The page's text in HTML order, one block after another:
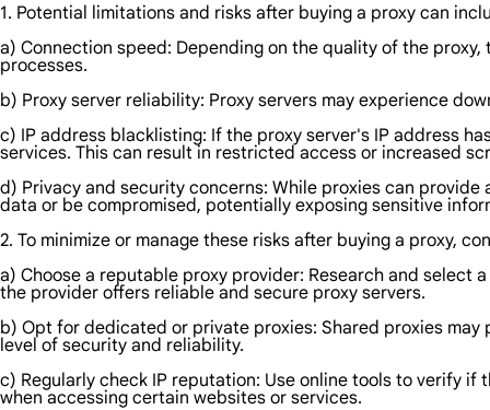
1. Potential limitations and risks after buying a proxy can
a) Connection speed: Depending on the quality of the
processes.
b) Proxy server reliability: Proxy servers may experience
c) IP address blacklisting: If the proxy server's IP address
services. This can result in restricted access or increased
d) Privacy and security concerns: While proxies can
data or be compromised, potentially exposing sensitive
2. To minimize or manage these risks after buying a proxy,
a) Choose a reputable proxy provider: Research and select
the provider offers reliable and secure proxy servers.
b) Opt for dedicated or private proxies: Shared proxies
level of security and reliability.
c) Regularly check IP reputation: Use online tools to verify
when accessing certain websites or services.